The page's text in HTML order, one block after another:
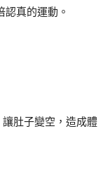
認真的運動。
肚子變空，造成體